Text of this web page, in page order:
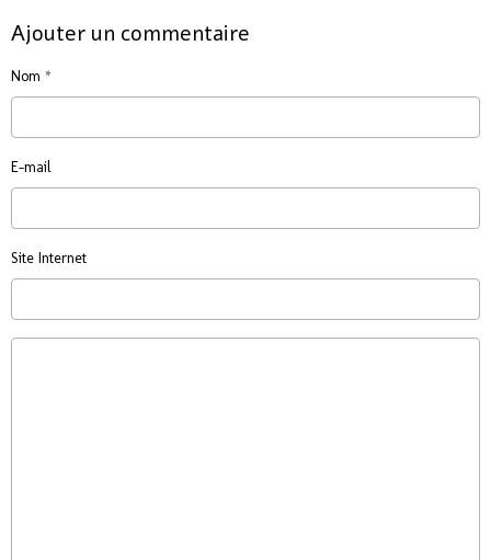
Ajouter un commentaire
Nom
E-mail
Site Internet